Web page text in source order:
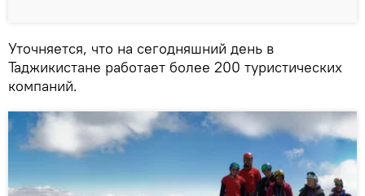
Уточняется, что на сегодняшний день в
Таджикистане работает более 200 туристических
компаний.